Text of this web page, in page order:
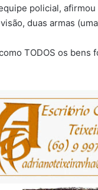
policial,
duas armas
TODOS os bens